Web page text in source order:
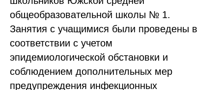
общеобразовательной школы № 1.
Занятия с учащимися были проведены в
соответствии с учетом
эпидемиологической обстановки и
соблюдением дополнительных мер
предупреждения инфекционных